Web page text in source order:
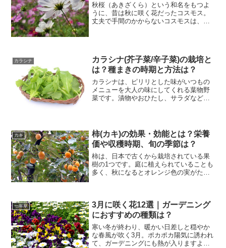
秋桜（あきざくら）という和名をもつよ
うに、昔は秋に咲く花だったコスモス。
丈夫で手間のかからないコスモスは、ガ
カラシナ
カラシナ(芥子菜/辛子菜)の栽培と
は？種まきの時期と方法は？
カラシナは、ピリリとした味がいつもの
メニューを大人の味にしてくれる葉物野
菜です。漬物やおひたし、サラダなど、
果もたくさん。今回は、そん...
カキ
柿(カキ)の効果・効能とは？栄養
価や収穫時期、旬の季節は？
柿は、日本で古くから栽培されている果
樹の1つです。庭に植えられていることも
多く、秋になるとオレンジ色の実がたく
んな柿の効果効能や栄養...
一年草
3月に咲く花12選｜ガーデニング
におすすめの種類は？
寒い冬が終わり、暖かい日差しと穏やか
な春風が吹く3月。ポカポカ陽気に誘われ
て、ガーデニングにも熱が入りますよ